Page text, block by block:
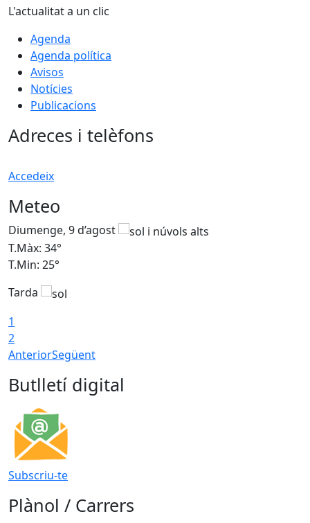
L'actualitat a un clic
Agenda
Agenda política
Avisos
Notícies
Publicacions
Adreces i telèfons
Accedeix
Meteo
Diumenge, 9 d’agost
T.Màx: 34°
T.Min: 25°
Tarda
1
2
AnteriorSegüent
Butlletí digital
Subscriu-te
Plànol / Carrers